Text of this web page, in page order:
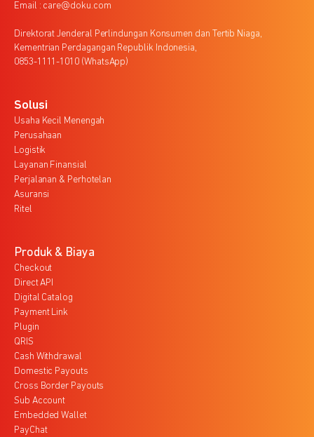
Email : care@doku.com
Direktorat Jenderal Perlindungan Konsumen dan Tertib Niaga,
Kementrian Perdagangan Republik Indonesia,
0853-1111-1010 (WhatsApp)
Solusi
Usaha Kecil Menengah
Perusahaan
Logistik
Layanan Finansial
Perjalanan & Perhotelan
Asuransi
Ritel
Produk & Biaya
Checkout
Direct API
Digital Catalog
Payment Link
Plugin
QRIS
Cash Withdrawal
Domestic Payouts
Cross Border Payouts
Sub Account
Embedded Wallet
PayChat